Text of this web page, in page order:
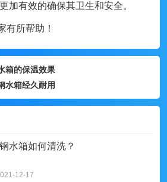
加有效的确保其卫生和安全。
有所帮助！
箱的保温效果
水箱经久耐用
水箱如何清洗？
12-17